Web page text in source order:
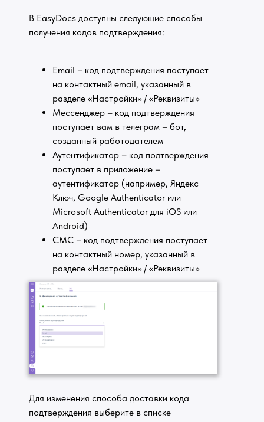
В EasyDocs доступны следующие способы
получения кодов подтверждения:
Email – код подтверждения поступает
на контактный email, указанный в
разделе «Настройки» / «Реквизиты»
Мессенджер – код подтверждения
поступает вам в телеграм – бот,
созданный работодателем
Аутентификатор – код подтверждения
поступает в приложение –
аутентификатор (например, Яндекс
Ключ, Google Authenticator или
Microsoft Authenticator для iOS или
Android)
СМС – код подтверждения поступает
на контактный номер, указанный в
разделе «Настройки» / «Реквизиты»
Для изменения способа доставки кода
подтверждения выберите в списке